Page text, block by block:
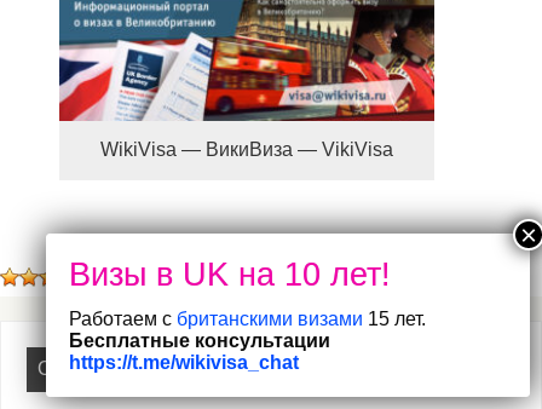
WikiVisa — ВикиВиза — VikiVisa
( 1оценок, среднее: 5,00из 5)
О НАС
Работаем с британскими визами 15 лет.
Бесплатные консультации
https://t.me/wikivisa_chat